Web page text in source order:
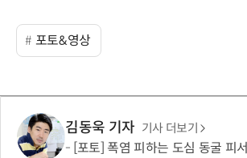
포토&영상
김동욱 기자 기사 더보기
[포토] 폭염 피하는 도심 동굴 피서